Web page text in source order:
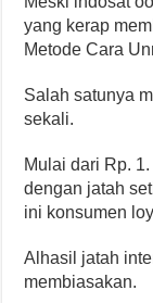
yang kerap
Metode Cara
Salah satunya
sekali.
Mulai dari Rp.
dengan jatah
ini konsumen
Alhasil jatah
membiasakan.